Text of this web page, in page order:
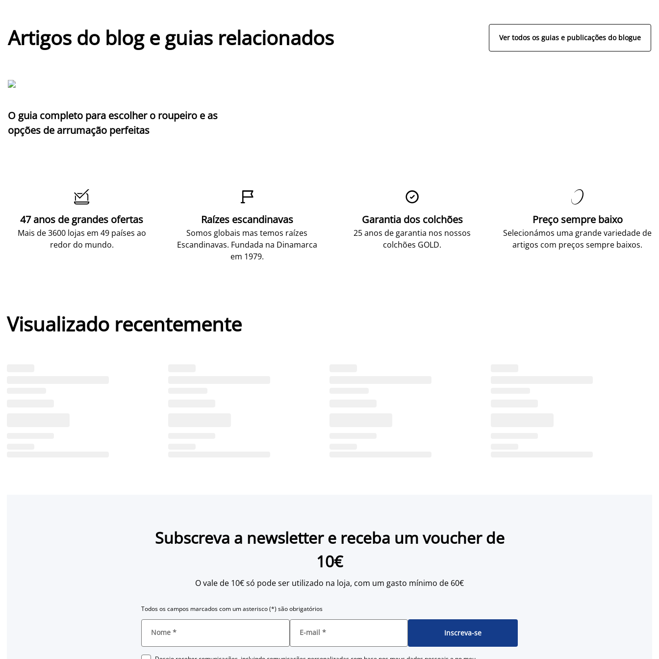
Artigos do blog e guias relacionados Ver todos os guias e publicações do blogue
O guia completo para escolher o roupeiro e as
opções de arrumação perfeitas

47 anos de grandes ofertas
Mais de 3600 lojas em 49 países ao
redor do mundo.

Raízes escandinavas
Somos globais mas temos raízes
Escandinavas. Fundada na Dinamarca
em 1979.

Garantia dos colchões
25 anos de garantia nos nossos
colchões GOLD.

Preço sempre baixo
Selecionámos uma grande variedade de
artigos com preços sempre baixos.
Visualizado recentemente
Subscreva a newsletter e receba um voucher de
10€
O vale de 10€ só pode ser utilizado na loja, com um gasto mínimo de 60€
Todos os campos marcados com um asterisco (*) são obrigatórios
Nome * E-mail * Inscreva-se